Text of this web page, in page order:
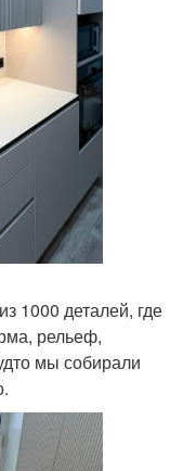
1000 деталей, где
рельеф,
мы собирали